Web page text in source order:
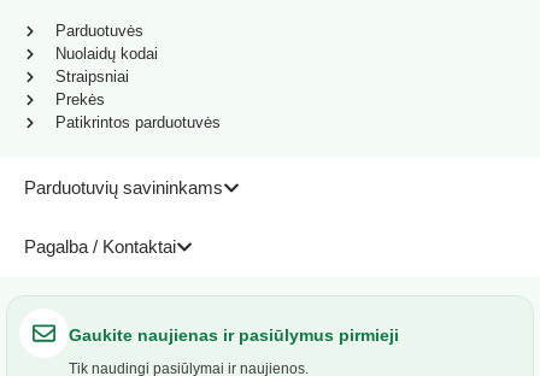
Parduotuvių savininkams
Pagalba / Kontaktai
Parduotuvės
Nuolaidų kodai
Straipsniai
Prekės
Patikrintos parduotuvės
Gaukite naujienas ir pasiūlymus pirmieji
Tik naudingi pasiūlymai ir naujienos.